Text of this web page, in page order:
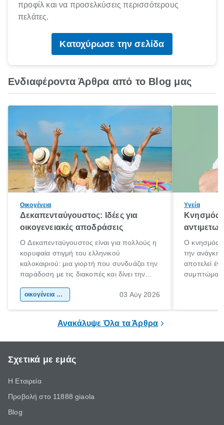
προφίλ και να προσελκύσεις περισσότερους
πελάτες.
Κατοχύρωσε την σελίδα
Ενδιαφέροντα Άρθρα από το Blog μας
Οικογένεια
Δεκαπενταύγουστος: Ιδέες για
οικογενειακές αποδράσεις
Ο Δεκαπενταύγουστος είναι για πολλούς η
κορυφαία στιγμή του ελληνικού
καλοκαιριού: μια γιορτή που συνδυάζει την
παράδοση με τις διακοπές και δίνει την
χώρας. Είτε πρόκειται για λίγες μέρες
οικογένεια & παιδί 03 Αύγ 2026
Υγεία
Κνησμός:
Ο κνησμός
την ανάγκη
αποτελεί
Ανακάλυψε Όλα τα Άρθρα
Σχετικά με εμάς
Η Εταιρεία
Προβολή στο 11888 giaola
Blog